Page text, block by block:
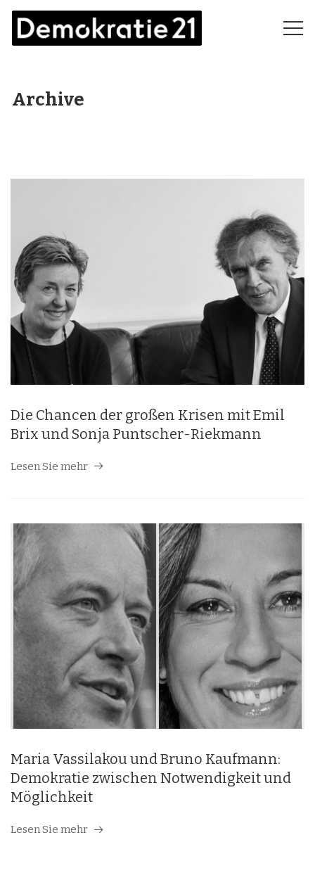
Archive
Die Chancen der großen Krisen mit Emil
Brix und Sonja Puntscher-Riekmann
Lesen Sie mehr
Maria Vassilakou und Bruno Kaufmann:
Demokratie zwischen Notwendigkeit und
Möglichkeit
Lesen Sie mehr